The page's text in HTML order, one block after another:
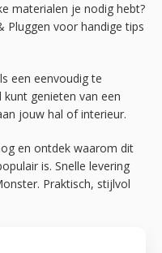
materialen je nodig hebt?
Pluggen voor handige tips
een eenvoudig te
genieten van een
jouw hal of interieur.
en ontdek waarom dit
is. Snelle levering
Praktisch, stijlvol